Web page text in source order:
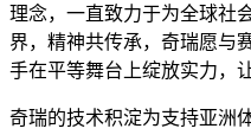
理念，一直致力于为全球社
界，精神共传承，奇瑞愿与
手在平等舞台上绽放实力，
奇瑞的技术积淀为支持亚洲